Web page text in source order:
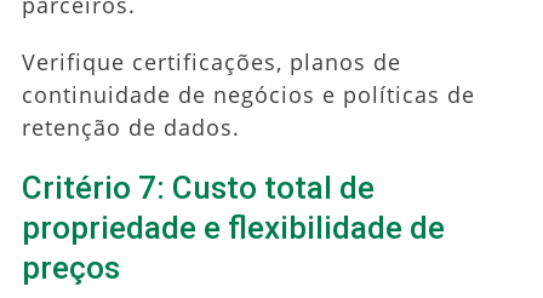
Verifique certificações, planos de
continuidade de negócios e políticas de
retenção de dados.
Critério 7: Custo total de
propriedade e flexibilidade de
preços